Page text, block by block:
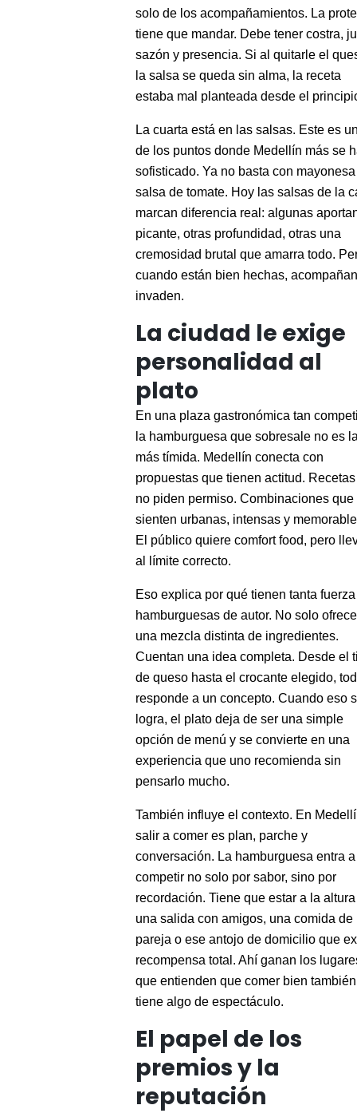
solo de los acompañamientos. La
tiene que mandar. Debe tener costra,
sazón y presencia. Si al quitarle el
la salsa se queda sin alma, la receta
estaba mal planteada desde el
La cuarta está en las salsas. Este es
de los puntos donde Medellín más se
sofisticado. Ya no basta con
salsa de tomate. Hoy las salsas de la
marcan diferencia real: algunas
picante, otras profundidad, otras una
cremosidad brutal que amarra todo.
cuando están bien hechas,
invaden.
La ciudad le exige
personalidad al
plato
En una plaza gastronómica tan
la hamburguesa que sobresale no es
más tímida. Medellín conecta con
propuestas que tienen actitud.
no piden permiso. Combinaciones que
sienten urbanas, intensas y
El público quiere comfort food, pero
al límite correcto.
Eso explica por qué tienen tanta
hamburguesas de autor. No solo
una mezcla distinta de ingredientes.
Cuentan una idea completa. Desde el
de queso hasta el crocante elegido,
responde a un concepto. Cuando eso
logra, el plato deja de ser una simple
opción de menú y se convierte en una
experiencia que uno recomienda sin
pensarlo mucho.
También influye el contexto. En
salir a comer es plan, parche y
conversación. La hamburguesa entra a
competir no solo por sabor, sino por
recordación. Tiene que estar a la
una salida con amigos, una comida de
pareja o ese antojo de domicilio que
recompensa total. Ahí ganan los
que entienden que comer bien también
tiene algo de espectáculo.
El papel de los
premios y la
reputación